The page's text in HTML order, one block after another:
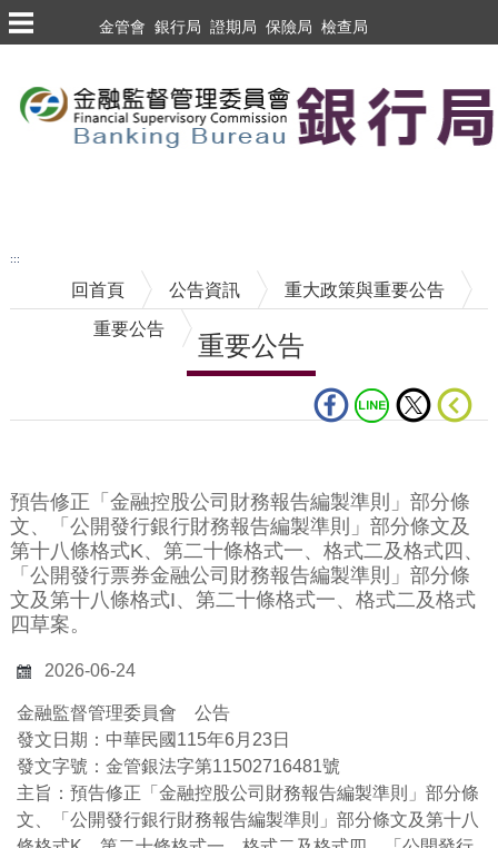
跳到主要內容區塊
金管會 銀行局 證期局 保險局 檢查局
:::
回首頁 公告資訊 重大政策與重要公告
重要公告
重要公告
預告修正「金融控股公司財務報告編製準則」部分條
文、「公開發行銀行財務報告編製準則」部分條文及
第十八條格式K、第二十條格式一、格式二及格式四、
「公開發行票券金融公司財務報告編製準則」部分條
文及第十八條格式I、第二十條格式一、格式二及格式
四草案。
2026-06-24
金融監督管理委員會 公告
發文日期：中華民國115年6月23日
發文字號：金管銀法字第11502716481號
主旨：預告修正「金融控股公司財務報告編製準則」部分條
文、「公開發行銀行財務報告編製準則」部分條文及第十八